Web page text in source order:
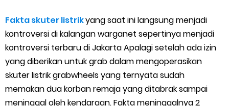
5 Cara Top Up InDriver dengan Mudah
5 Biaya Potongan Shopee Food yang Perlu Kamu Ketahui
10 Cara Jitu Autobid Untuk Lala Motor dan Mobil 2023
Batas Saldo Untuk Akun Gopay Biasa dan Upgrade
Fakta skuter listrikyang saat ini langsung menjadi
kontroversi di kalangan warganet sepertinya menjadi
kontroversi terbaru di Jakarta Apalagi setelah ada izin
yang diberikan untuk grab dalam mengoperasikan
skuter listrik grabwheels yang ternyata sudah
memakan dua korban remaja yang ditabrak sampai
meninggal oleh kendaraan. Fakta meninggalnya 2